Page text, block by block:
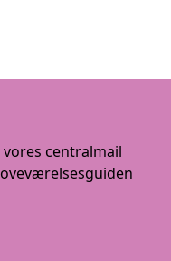
centralmail